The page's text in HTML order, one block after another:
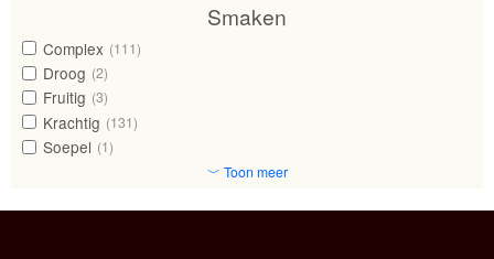
Smaken
Complex (111)
Droog (2)
Fruitig (3)
Krachtig (131)
Soepel (1)
﹀ Toon meer